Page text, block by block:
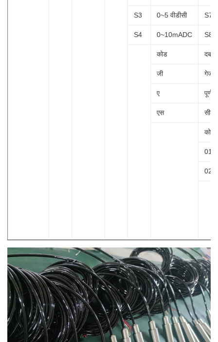
S3 0~5 वीडीसी S7
S4 0~10mADC S8
कोड
जी गेज
ए पूर्ण
एस
कोड
01
02